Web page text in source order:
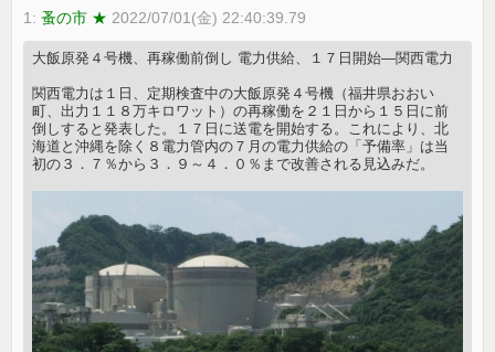
1:蚤の市 ★ 2022/07/01(金) 22:40:39.79
大飯原発４号機、再稼働前倒し 電力供給、１７日開始―関西電力
関西電力は１日、定期検査中の大飯原発４号機（福井県おおい
町、出力１１８万キロワット）の再稼働を２１日から１５日に前
倒しすると発表した。１７日に送電を開始する。これにより、北
海道と沖縄を除く８電力管内の７月の電力供給の「予備率」は当
初の３．７％から３．９～４．０％まで改善される見込みだ。